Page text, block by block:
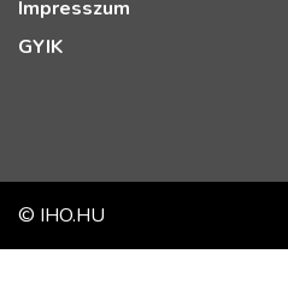
Impresszum
GYIK
© IHO.HU